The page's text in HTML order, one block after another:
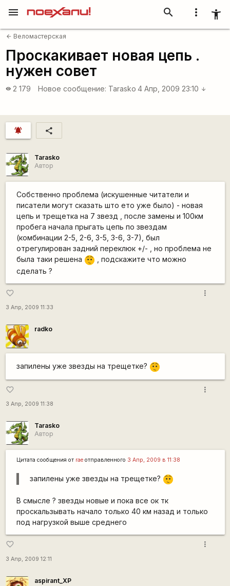
more_vert accessibility_new
search
menu
arrow_back Веломастерская
Проскакивает новая цепь .
нужен совет
visibility 2 179 Новое сообщение: Tarasko 4 Апр, 2009 23:10 arrow_downward
notifications_active share
Tarasko
Автор
Собственно проблема (искушенные читатели и
писатели могут сказать што ето уже было) - новая
цепь и трещетка на 7 звезд , после замены и 100км
пробега начала прыгать цепь по звездам
(комбинации 2-5, 2-6, 3-5, 3-6, 3-7), был
отрегулирован задний переклюк +/- , но проблема не
была таки решена :-/
, подскажите что можно
сделать ?
favorite_border
3 Апр, 2009 11:33
more_vert
radko
запилены уже звезды на трещетке? :-/
favorite_border
3 Апр, 2009 11:38
more_vert
Tarasko
Автор
Цитата сообщения от raeотправленного 3 Апр, 2009 в 11:38
запилены уже звезды на трещетке? :-/
В смысле ? звезды новые и пока все ок тк
проскальзывать начало только 40 км назад и только
под нагрузкой выше среднего
favorite_border
3 Апр, 2009 12:11
more_vert
aspirant_XP